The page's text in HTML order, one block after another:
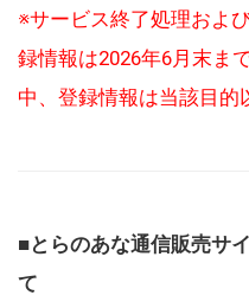
※サービス終了処理およ
録情報は2026年6月末ま
中、登録情報は当該目的
■とらのあな通信販売サ
て